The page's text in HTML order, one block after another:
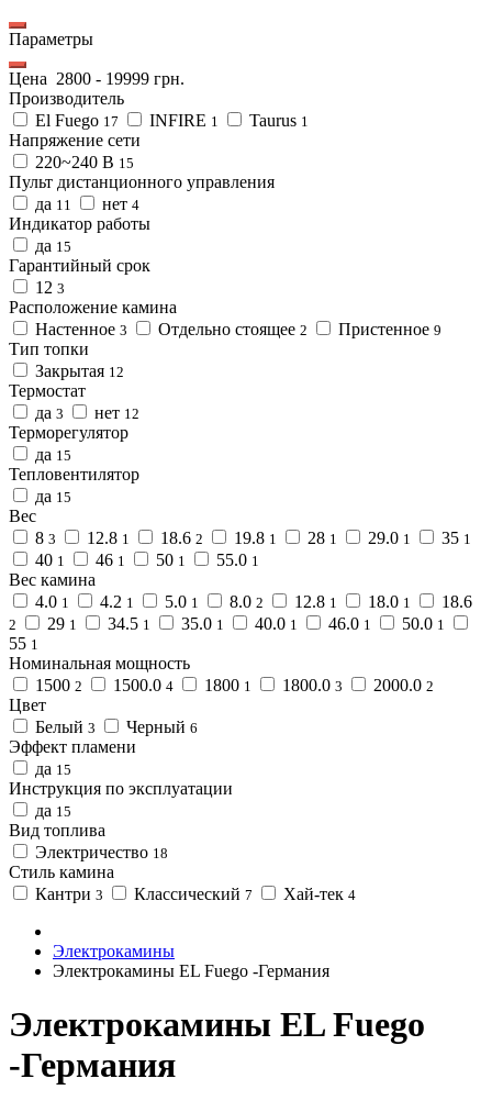
Параметры
Цена 2800 - 19999 грн.
Производитель
El Fuego 17 INFIRE 1 Taurus 1
Напряжение сети
220~240 В 15
Пульт дистанционного управления
да 11 нет 4
Индикатор работы
да 15
Гарантийный срок
12 3
Расположение камина
Настенное 3 Отдельно стоящее 2 Пристенное 9
Тип топки
Закрытая 12
Термостат
да 3 нет 12
Терморегулятор
да 15
Тепловентилятор
да 15
Вес
8 3 12.8 1 18.6 2 19.8 1 28 1 29.0 1 35 1
40 1 46 1 50 1 55.0 1
Вес камина
4.0 1 4.2 1 5.0 1 8.0 2 12.8 1 18.0 1 18.6
2 29 1 34.5 1 35.0 1 40.0 1 46.0 1 50.0 1
55 1
Номинальная мощность
1500 2 1500.0 4 1800 1 1800.0 3 2000.0 2
Цвет
Белый 3 Черный 6
Эффект пламени
да 15
Инструкция по эксплуатации
да 15
Вид топлива
Электричество 18
Стиль камина
Кантри 3 Классический 7 Хай-тек 4
Электрокамины
Электрокамины EL Fuego -Германия
Электрокамины EL Fuego
-Германия